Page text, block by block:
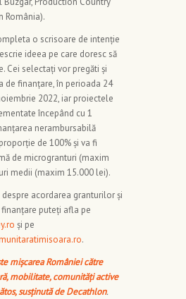
România).
o scrisoare de intenție
ideea pe care doresc să
Cei selectați vor pregăti și
de finanțare, în perioada 24
2022, iar proiectele
începând cu 1
nerambursabilă
de 100% și va fi
de microgranturi (maxim
medii (maxim 15.000 lei).
acordarea granturilor și
puteți afla pe
și pe
.
mișcarea României către
mobilitate, comunități active
susținută de Decathlon.